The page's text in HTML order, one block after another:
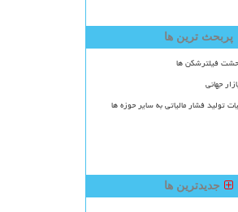
پربحث ترین ها
فیلترشکن ها
جهانی
تولید فشار مالیاتی به سایر حوزه ها
جدیدترین ها